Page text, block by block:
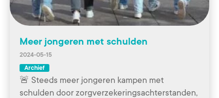
Meer jongeren met schulden
2024-05-15
Archief
🚨 Steeds meer jongeren kampen met
schulden door zorgverzekeringsachterstanden,